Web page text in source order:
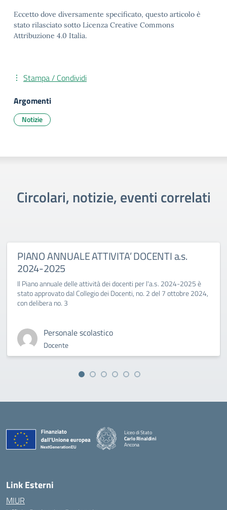
Eccetto dove diversamente specificato, questo articolo è
stato rilasciato sotto Licenza Creative Commons
Attribuzione 4.0 Italia.
Stampa / Condividi
Argomenti
Notizie
Circolari, notizie, eventi correlati
PIANO ANNUALE ATTIVITA’ DOCENTI a.s.
2024-2025
Il Piano annuale delle attività dei docenti per l'a.s. 2024-2025 è
stato approvato dal Collegio dei Docenti, no. 2 del 7 ottobre 2024,
con delibera no. 3
Personale scolastico
Docente
Liceo di Stato
Carlo Rinaldini
Ancona
Link Esterni
MIUR